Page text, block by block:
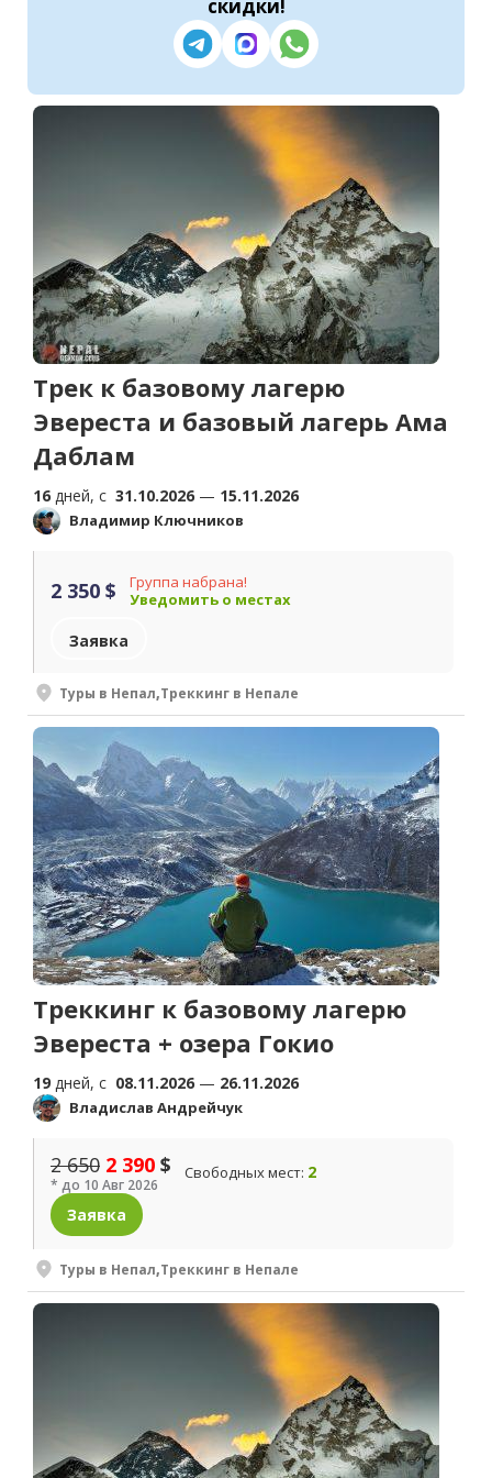
скидки!
Трек к базовому лагерю
Эвереста и базовый лагерь Ама
Даблам
16 дней, c 31.10.2026 — 15.11.2026
Владимир Ключников
2 350 $
Группа набрана!
Уведомить о местах
Заявка
Туры в Непал,Треккинг в Непале
Треккинг к базовому лагерю
Эвереста + озера Гокио
19 дней, c 08.11.2026 — 26.11.2026
Владислав Андрейчук
2 650 2 390 $
* до 10 Авг 2026
Свободных мест: 2
Заявка
Туры в Непал,Треккинг в Непале